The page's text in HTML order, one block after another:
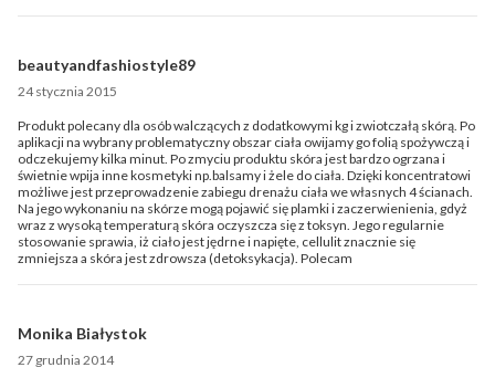
beautyandfashiostyle89
24 stycznia 2015
Produkt polecany dla osób walczących z dodatkowymi kg i zwiotczałą skórą. Po
aplikacji na wybrany problematyczny obszar ciała owijamy go folią spożywczą i
odczekujemy kilka minut. Po zmyciu produktu skóra jest bardzo ogrzana i
świetnie wpija inne kosmetyki np.balsamy i żele do ciała. Dzięki koncentratowi
możliwe jest przeprowadzenie zabiegu drenażu ciała we własnych 4 ścianach.
Na jego wykonaniu na skórze mogą pojawić się plamki i zaczerwienienia, gdyż
wraz z wysoką temperaturą skóra oczyszcza się z toksyn. Jego regularnie
stosowanie sprawia, iż ciało jest jędrne i napięte, cellulit znacznie się
zmniejsza a skóra jest zdrowsza (detoksykacja). Polecam
Monika Białystok
27 grudnia 2014